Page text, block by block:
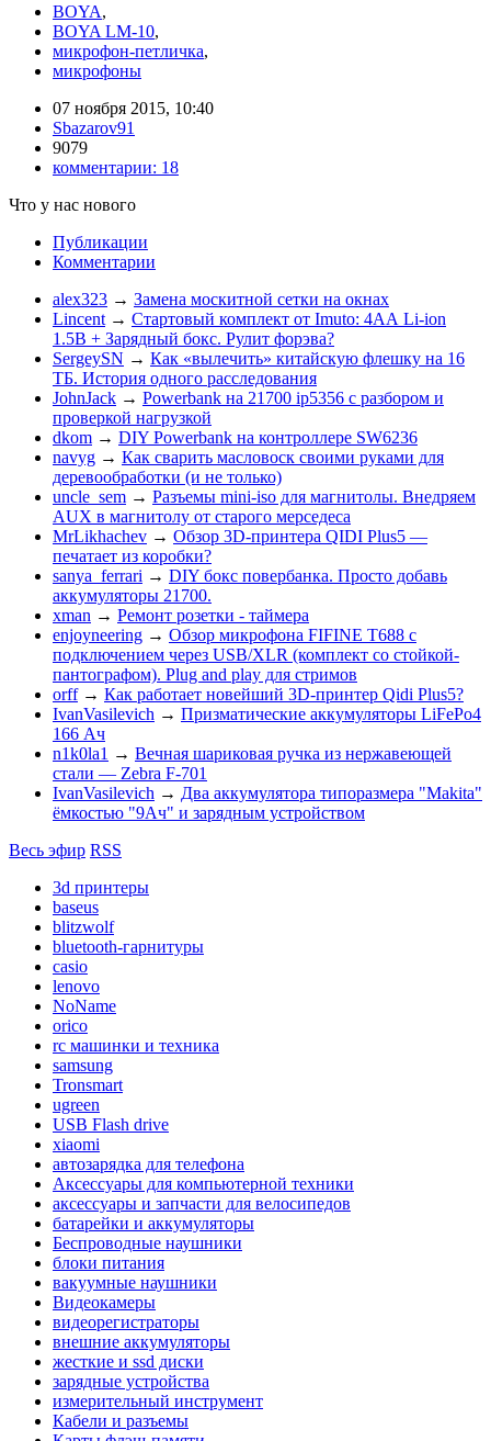
BOYA,
BOYA LM-10,
микрофон-петличка,
микрофоны
07 ноября 2015, 10:40
Sbazarov91
9079
комментарии: 18
Что у нас нового
Публикации
Комментарии
alex323 → Замена москитной сетки на окнах
Lincent → Стартовый комплект от Imuto: 4АА Li-ion
1.5В + Зарядный бокс. Рулит форэва?
SergeySN → Как «вылечить» китайскую флешку на 16
ТБ. История одного расследования
JohnJack → Powerbank на 21700 ip5356 c разбором и
проверкой нагрузкой
dkom → DIY Powerbank на контроллере SW6236
navyg → Как сварить масловоск своими руками для
деревообработки (и не только)
uncle_sem → Разъемы mini-iso для магнитолы. Внедряем
AUX в магнитолу от старого мерседеса
MrLikhachev → Обзор 3D-принтера QIDI Plus5 —
печатает из коробки?
sanya_ferrari → DIY бокс повербанка. Просто добавь
аккумуляторы 21700.
xman → Ремонт розетки - таймера
enjoyneering → Обзор микрофона FIFINE T688 с
подключением через USB/XLR (комплект со стойкой-
пантографом). Plug and play для стримов
orff → Как работает новейший 3D-принтер Qidi Plus5?
IvanVasilevich → Призматические аккумуляторы LiFePo4
166 Ач
n1k0la1 → Вечная шариковая ручка из нержавеющей
стали — Zebra F-701
IvanVasilevich → Два аккумулятора типоразмера "Makita"
ёмкостью "9Ач" и зарядным устройством
Весь эфир RSS
3d принтеры
baseus
blitzwolf
bluetooth-гарнитуры
casio
lenovo
NoName
orico
rc машинки и техника
samsung
Tronsmart
ugreen
USB Flash drive
xiaomi
автозарядка для телефона
Аксессуары для компьютерной техники
аксессуары и запчасти для велосипедов
батарейки и аккумуляторы
Беспроводные наушники
блоки питания
вакуумные наушники
Видеокамеры
видеорегистраторы
внешние аккумуляторы
жесткие и ssd диски
зарядные устройства
измерительный инструмент
Кабели и разъемы